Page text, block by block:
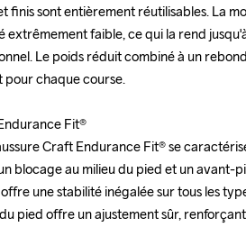
finis sont entièrement réutilisables. La
extrêmement faible, ce qui la rend
Le poids réduit combiné à un
pour chaque course.
Fit®
Craft Endurance Fit® se
blocage au milieu du pied et un avant-
une stabilité inégalée sur tous les
pied offre un ajustement sûr,
finis sont entièrement réutilisables. La
extrêmement faible, ce qui la rend
Le poids réduit combiné à un
pour chaque course.
Fit®
Craft Endurance Fit® se
blocage au milieu du pied et un avant-
une stabilité inégalée sur tous les
pied offre un ajustement sûr,